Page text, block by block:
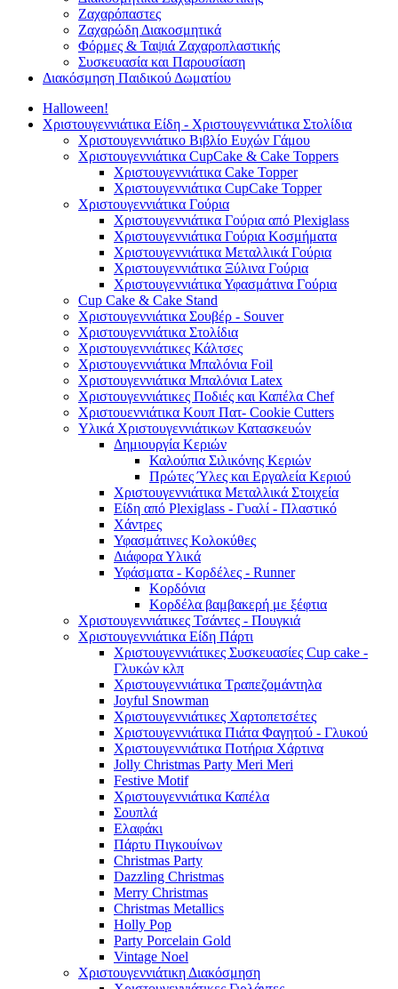
Ζαχαρόπαστες
Ζαχαρώδη Διακοσμητικά
Φόρμες & Ταψιά Ζαχαροπλαστικής
Συσκευασία και Παρουσίαση
Διακόσμηση Παιδικού Δωματίου
Halloween!
Χριστουγεννιάτικα Είδη - Χριστουγεννιάτικα Στολίδια
Χριστουγεννιάτικο Βιβλίο Ευχών Γάμου
Χριστουγεννιάτικα CupCake & Cake Toppers
Χριστουγεννιάτικα Cake Topper
Χριστουγεννιάτικα CupCake Topper
Χριστουγεννιάτικα Γούρια
Χριστουγεννιάτικα Γούρια από Plexiglass
Χριστουγεννιάτικα Γούρια Κοσμήματα
Χριστουγεννιάτικα Μεταλλικά Γούρια
Χριστουγεννιάτικα Ξύλινα Γούρια
Χριστουγεννιάτικα Υφασμάτινα Γούρια
Cup Cake & Cake Stand
Χριστουγεννιάτικα Σουβέρ - Souver
Χριστουγεννιάτικα Στολίδια
Χριστουγεννιάτικες Κάλτσες
Χριστουγεννιάτικα Μπαλόνια Foil
Χριστουγεννιάτικα Μπαλόνια Latex
Χριστουγεννιάτικες Ποδιές και Καπέλα Chef
Χριστουεννιάτικα Κουπ Πατ- Cookie Cutters
Υλικά Χριστουγεννιάτικων Κατασκευών
Δημιουργία Κεριών
Καλούπια Σιλικόνης Κεριών
Πρώτες Ύλες και Εργαλεία Κεριού
Χριστουγεννιάτικα Μεταλλικά Στοιχεία
Είδη από Plexiglass - Γυαλί - Πλαστικό
Χάντρες
Υφασμάτινες Κολοκύθες
Διάφορα Υλικά
Υφάσματα - Κορδέλες - Runner
Κορδόνια
Κορδέλα βαμβακερή με ξέφτια
Χριστουγεννιάτικες Τσάντες - Πουγκιά
Χριστουγεννιάτικα Είδη Πάρτι
Χριστουγεννιάτικες Συσκευασίες Cup cake -
Γλυκών κλπ
Χριστουγεννιάτικα Τραπεζομάντηλα
Joyful Snowman
Χριστουγεννιάτικες Χαρτοπετσέτες
Χριστουγεννιάτικα Πιάτα Φαγητού - Γλυκού
Χριστουγεννιάτικα Ποτήρια Χάρτινα
Jolly Christmas Party Meri Meri
Festive Motif
Χριστουγεννιάτικα Καπέλα
Σουπλά
Ελαφάκι
Πάρτυ Πιγκουίνων
Christmas Party
Dazzling Christmas
Merry Christmas
Christmas Metallics
Holly Pop
Party Porcelain Gold
Vintage Noel
Χριστουγεννιάτικη Διακόσμηση